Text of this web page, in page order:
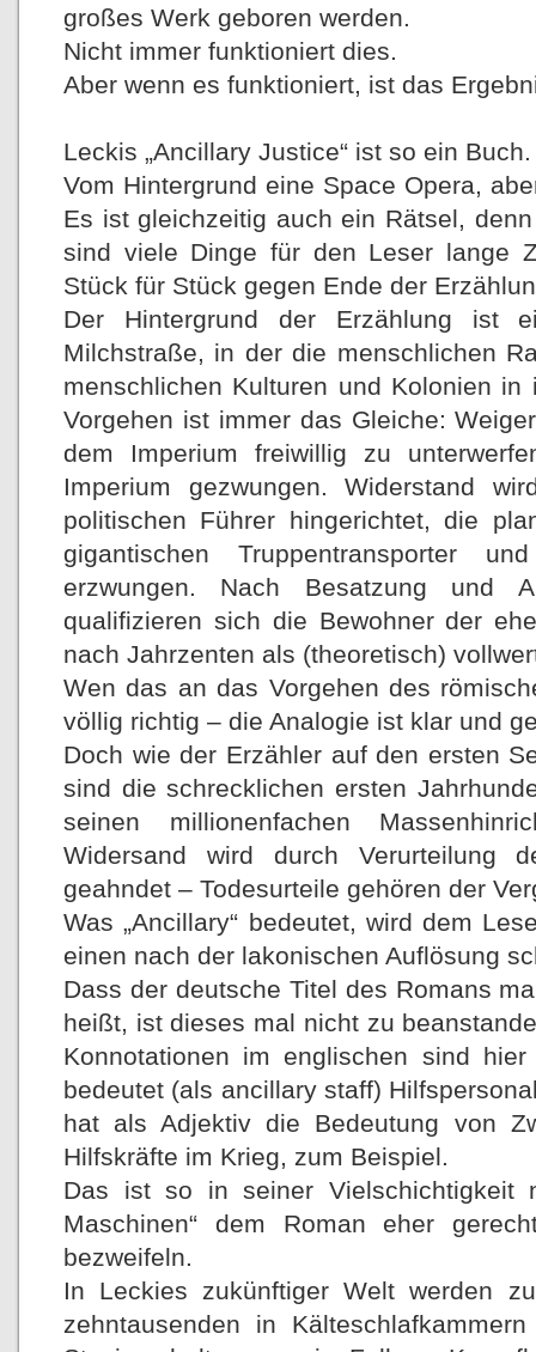
großes Werk geboren werden.
Nicht immer funktioniert dies.
Aber wenn es funktioniert, ist das
Leckis „Ancillary Justice“ ist so ein Buch.
Vom Hintergrund eine Space Opera,
Es ist gleichzeitig auch ein Rätsel,
sind viele Dinge für den Leser lange
Stück für Stück gegen Ende der
Der Hintergrund der Erzählung ist
Milchstraße, in der die menschlichen
menschlichen Kulturen und Kolonien
Vorgehen ist immer das Gleiche:
dem Imperium freiwillig zu
Imperium gezwungen. Widerstand
politischen Führer hingerichtet, die
gigantischen Truppentransporter
erzwungen. Nach Besatzung und
qualifizieren sich die Bewohner der
nach Jahrzenten als (theoretisch)
Wen das an das Vorgehen des
völlig richtig – die Analogie ist klar und
Doch wie der Erzähler auf den ersten
sind die schrecklichen ersten
seinen millionenfachen
Widersand wird durch Verurteilung
geahndet – Todesurteile gehören der
Was „Ancillary“ bedeutet, wird dem
einen nach der lakonischen Auflösung
Dass der deutsche Titel des Romans
heißt, ist dieses mal nicht zu
Konnotationen im englischen sind
bedeutet (als ancillary staff)
hat als Adjektiv die Bedeutung von
Hilfskräfte im Krieg, zum Beispiel.
Das ist so in seiner Vielschichtigkeit
Maschinen“ dem Roman eher
bezweifeln.
In Leckies zukünftiger Welt werden
zehntausenden in